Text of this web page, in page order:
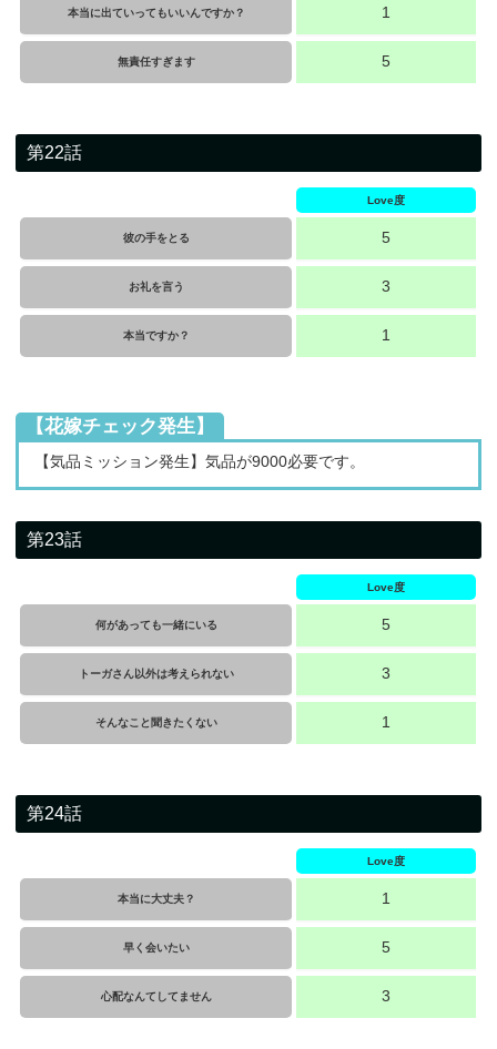
本当に出ていってもいいんですか？ 1
無責任すぎます 5
第22話
Love度
彼の手をとる 5
お礼を言う 3
本当ですか？ 1
【花嫁チェック発生】
【気品ミッション発生】気品が9000必要です。
第23話
Love度
何があっても一緒にいる 5
トーガさん以外は考えられない 3
そんなこと聞きたくない 1
第24話
Love度
本当に大丈夫？ 1
早く会いたい 5
心配なんてしてません 3